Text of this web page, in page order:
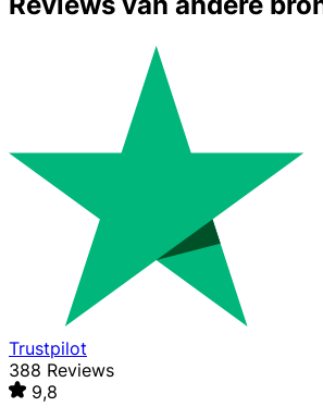
Trustpilot
388 Reviews
9,8